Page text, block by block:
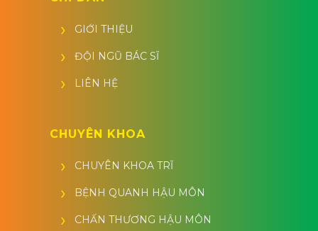
GIỚI THIỆU
ĐỘI NGŨ BÁC SĨ
LIÊN HỆ
CHUYÊN KHOA
CHUYÊN KHOA TRĨ
BỆNH QUANH HẬU MÔN
CHẤN THƯƠNG HẬU MÔN